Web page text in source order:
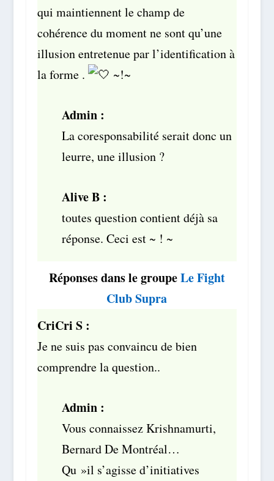
qui maintiennent le champ de
cohérence du moment ne sont qu’une
illusion entretenue par l’identification à
la forme .
~!~
Admin :
La coresponsabilité serait donc un
leurre, une illusion ?
Alive B :
toutes question contient déjà sa
réponse. Ceci est ~ ! ~
Réponses dans le groupeLe Fight
Club Supra
CriCri S :
Je ne suis pas convaincu de bien
comprendre la question..
Admin :
Vous connaissez Krishnamurti,
Bernard De Montréal…
Qu »il s’agisse d’initiatives